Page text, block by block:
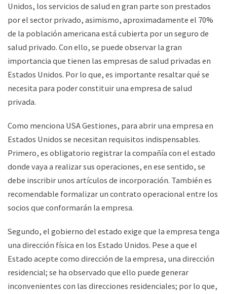
Unidos, los servicios de salud en gran parte son prestados
por el sector privado, asimismo, aproximadamente el 70%
de la población americana está cubierta por un seguro de
salud privado. Con ello, se puede observar la gran
importancia que tienen las empresas de salud privadas en
Estados Unidos. Por lo que, es importante resaltar qué se
necesita para poder constituir una empresa de salud
privada.
Como menciona USA Gestiones, para abrir una empresa en
Estados Unidos se necesitan requisitos indispensables.
Primero, es obligatorio registrar la compañía con el estado
donde vaya a realizar sus operaciones, en ese sentido, se
debe inscribir unos artículos de incorporación. También es
recomendable formalizar un contrato operacional entre los
socios que conformarán la empresa.
Segundo, el gobierno del estado exige que la empresa tenga
una dirección física en los Estado Unidos. Pese a que el
Estado acepte como dirección de la empresa, una dirección
residencial; se ha observado que ello puede generar
inconvenientes con las direcciones residenciales; por lo que,